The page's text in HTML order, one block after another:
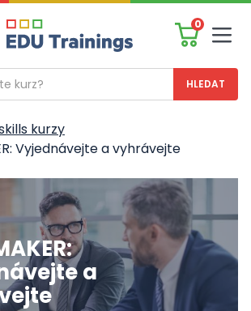
0
kurzy
Vyjednávejte a vyhrávejte
a